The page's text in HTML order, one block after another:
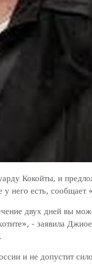
Кокойты, и
него есть, сообщает
двух дней вы
- заявила
и не допустит